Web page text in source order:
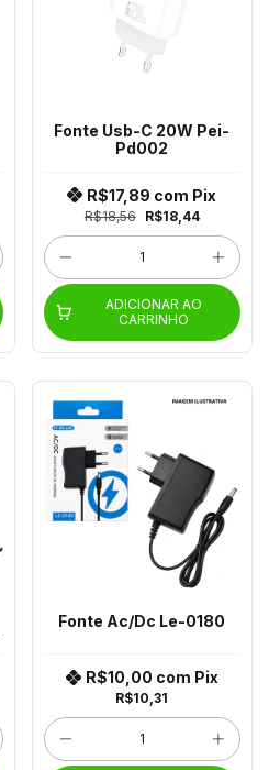
Fonte Usb-C 20W Pei-
Pd002
R$18,56 R$18,44
R$17,89 com Pix
ADICIONAR AO
CARRINHO
Fonte Ac/Dc Le-0180
R$10,31
R$10,00 com Pix